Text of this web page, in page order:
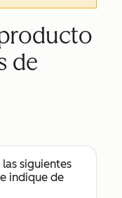
de
siguientes
indique de